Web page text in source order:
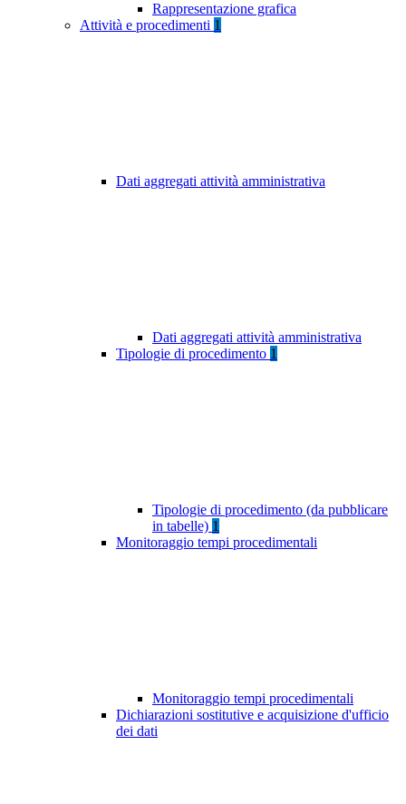
Rappresentazione grafica
Attività e procedimenti 1
Dati aggregati attività amministrativa
Dati aggregati attività amministrativa
Tipologie di procedimento 1
Tipologie di procedimento (da pubblicare
in tabelle) 1
Monitoraggio tempi procedimentali
Monitoraggio tempi procedimentali
Dichiarazioni sostitutive e acquisizione d'ufficio
dei dati